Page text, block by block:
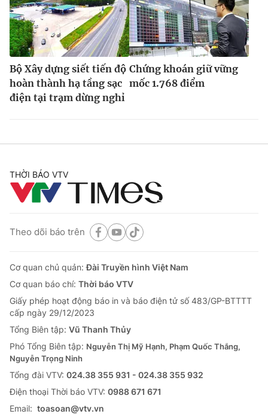
Bộ Xây dựng siết tiến độ
hoàn thành hạ tầng sạc
điện tại trạm dừng nghỉ
Chứng khoán giữ vững
mốc 1.768 điểm
THỜI BÁO VTV
Theo dõi báo trên
Cơ quan chủ quản:Đài Truyền hình Việt Nam
Cơ quan báo chí: Thời báo VTV
Giấy phép hoạt động báo in và báo điện tử số 483/GP-BTTTT
cấp ngày 29/12/2023
Tổng Biên tập: Vũ Thanh Thủy
Phó Tổng Biên tập: Nguyễn Thị Mỹ Hạnh, Phạm Quốc Thắng,
Nguyễn Trọng Ninh
Tổng đài VTV: 024.38 355 931 - 024.38 355 932
Ðiện thoại Thời báo VTV: 0988 671 671
Email: toasoan@vtv.vn